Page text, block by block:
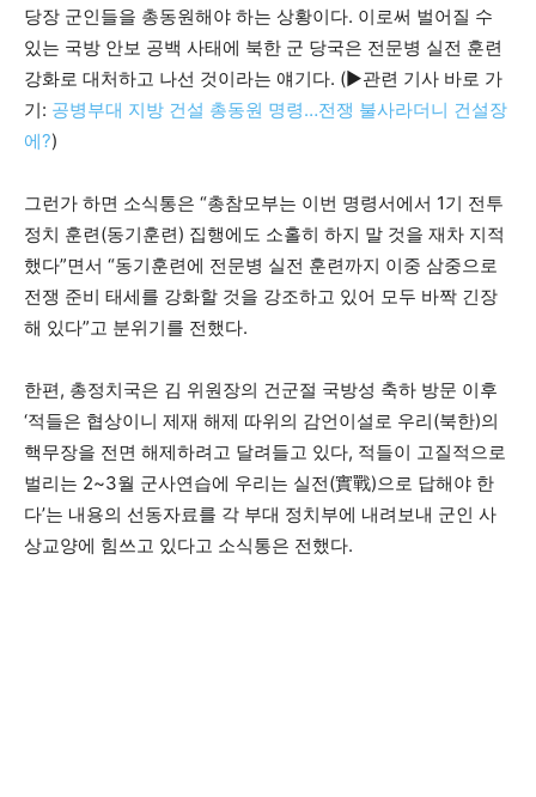
당장 군인들을 총동원해야 하는 상황이다. 이로써 벌어질 수
있는 국방 안보 공백 사태에 북한 군 당국은 전문병 실전 훈련
강화로 대처하고 나선 것이라는 얘기다. (▶관련 기사 바로 가
기: 공병부대 지방 건설 총동원 명령…전쟁 불사라더니 건설장
에?)
그런가 하면 소식통은 “총참모부는 이번 명령서에서 1기 전투
정치 훈련(동기훈련) 집행에도 소홀히 하지 말 것을 재차 지적
했다”면서 “동기훈련에 전문병 실전 훈련까지 이중 삼중으로
전쟁 준비 태세를 강화할 것을 강조하고 있어 모두 바짝 긴장
해 있다”고 분위기를 전했다.
한편, 총정치국은 김 위원장의 건군절 국방성 축하 방문 이후
‘적들은 협상이니 제재 해제 따위의 감언이설로 우리(북한)의
핵무장을 전면 해제하려고 달려들고 있다, 적들이 고질적으로
벌리는 2~3월 군사연습에 우리는 실전(實戰)으로 답해야 한
다’는 내용의 선동자료를 각 부대 정치부에 내려보내 군인 사
상교양에 힘쓰고 있다고 소식통은 전했다.